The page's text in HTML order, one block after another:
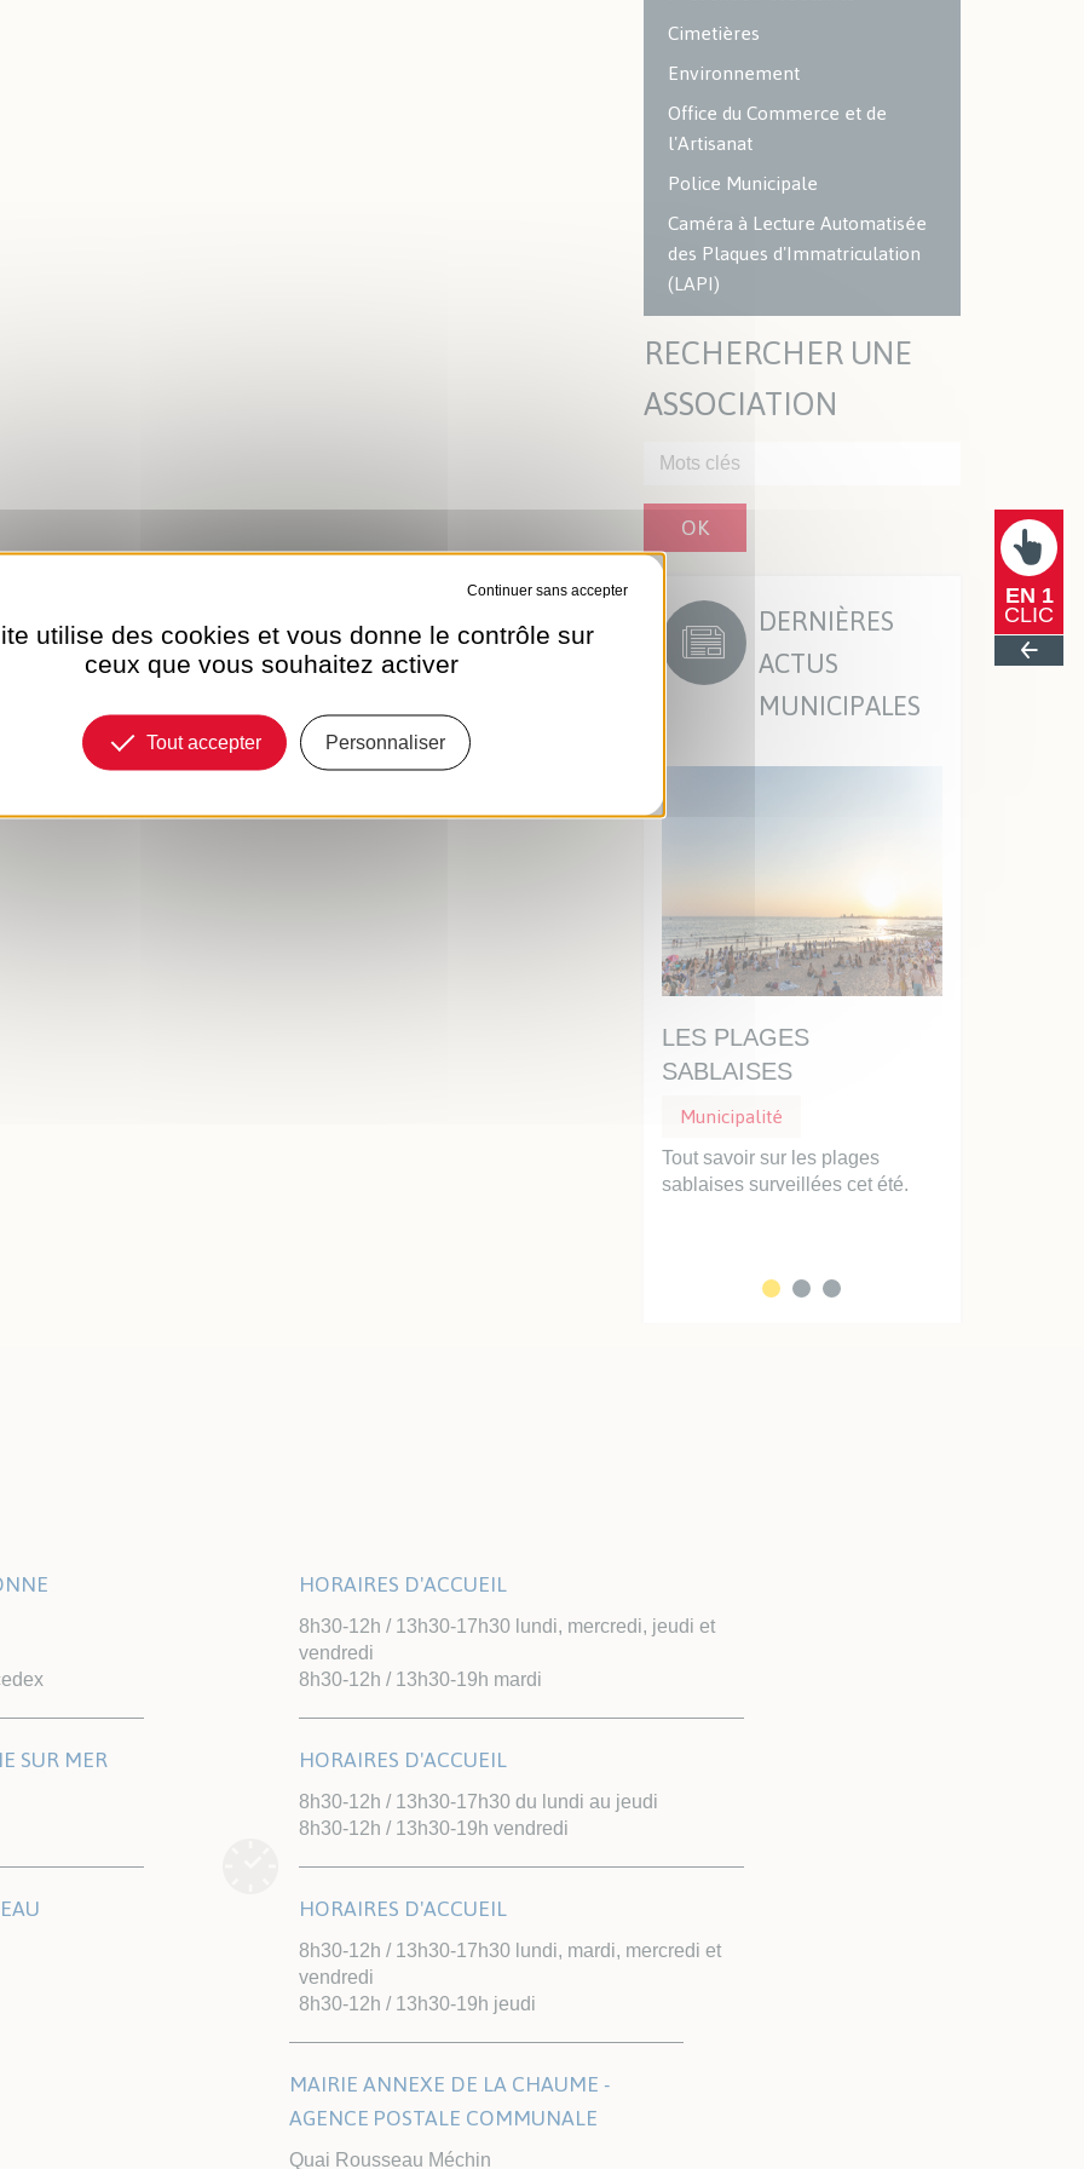
EN 1
CLIC
Cimetières
Environnement
Office du Commerce et de
l'Artisanat
Police Municipale
Caméra à Lecture Automatisée
des Plaques d'Immatriculation
(LAPI)
RECHERCHER UNE
ASSOCIATION
OK
DERNIÈRES
ACTUS
MUNICIPALES
LES PLAGES
SABLAISES
Municipalité
Tout savoir sur les plages
sablaises surveillées cet été.
HORAIRES D'ACCUEIL
8h30-12h / 13h30-17h30 lundi, mercredi, jeudi et
vendredi
8h30-12h / 13h30-19h mardi
SUR MER HORAIRES D'ACCUEIL
8h30-12h / 13h30-17h30 du lundi au jeudi
8h30-12h / 13h30-19h vendredi
HORAIRES D'ACCUEIL
8h30-12h / 13h30-17h30 lundi, mardi, mercredi et
vendredi
8h30-12h / 13h30-19h jeudi
MAIRIE ANNEXE DE LA CHAUME -
AGENCE POSTALE COMMUNALE
Quai Rousseau Méchin
utilise des cookies et vous donne le contrôle sur
ceux que vous souhaitez activer
Tout accepter Personnaliser